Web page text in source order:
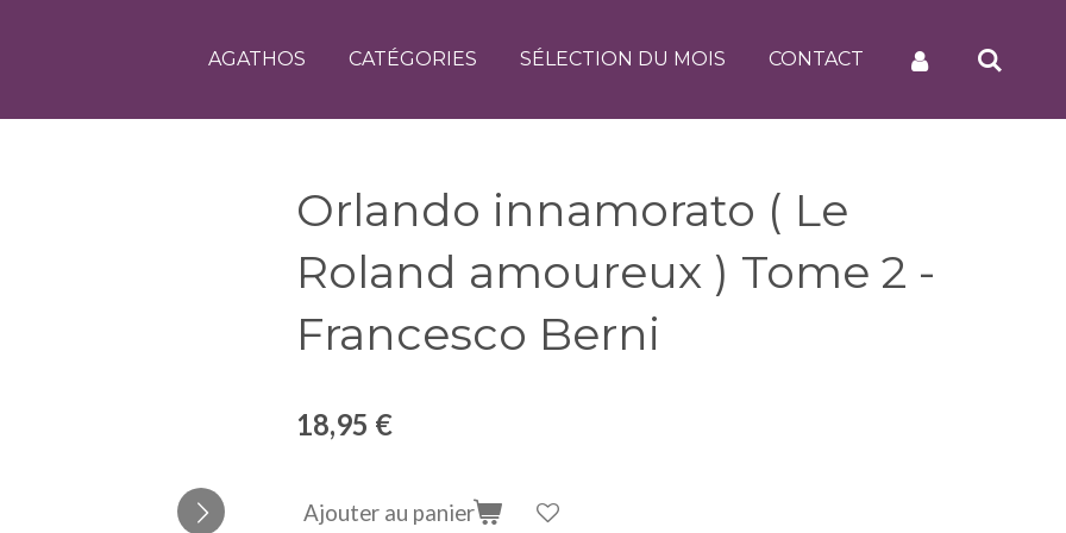
AGATHOS CATÉGORIES SÉLECTION DU MOIS CONTACT
Orlando innamorato ( Le
Roland amoureux ) Tome 2 -
Francesco Berni
18,95 €
Ajouter au panier